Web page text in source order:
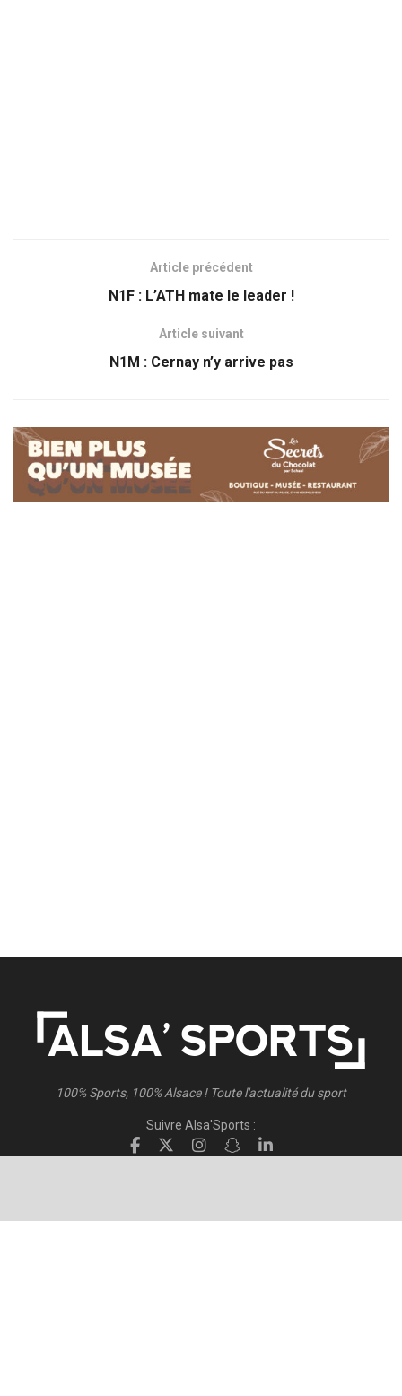
Article précédent
N1F : L’ATH mate le leader !
Article suivant
N1M : Cernay n’y arrive pas
100% Sports, 100% Alsace ! Toute l'actualité du sport
Suivre Alsa'Sports :